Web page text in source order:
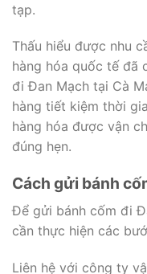
tạp.
Thấu hiểu được nhu
hàng hóa quốc tế đã
đi Đan Mạch tại Cà
hàng tiết kiệm thời
hàng hóa được vận
đúng hẹn.
Cách gửi bánh
Để gửi bánh cốm đi
cần thực hiện các
Liên hệ với công ty